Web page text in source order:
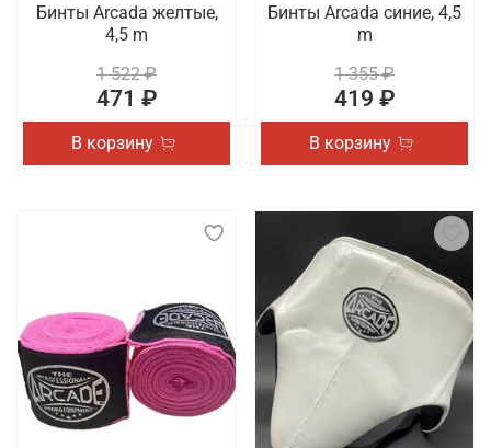
Бинты Arcada желтые,
4,5 m
1 522 ₽
471 ₽
В корзину
Бинты Arcada синие, 4,5
m
1 355 ₽
419 ₽
В корзину